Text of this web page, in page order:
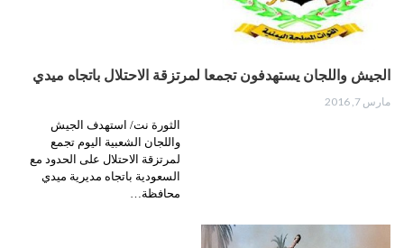
الجيش واللجان يستهدفون تجمعا لمرتزقة الاحتلال باتجاه ميدي
مارس 7, 2016
الثورة نت/ استهدف الجيش
واللجان الشعبية اليوم تجمع
لمرتزقة الاحتلال على الحدود مع
السعودية باتجاه مديرية ميدي
محافظة…